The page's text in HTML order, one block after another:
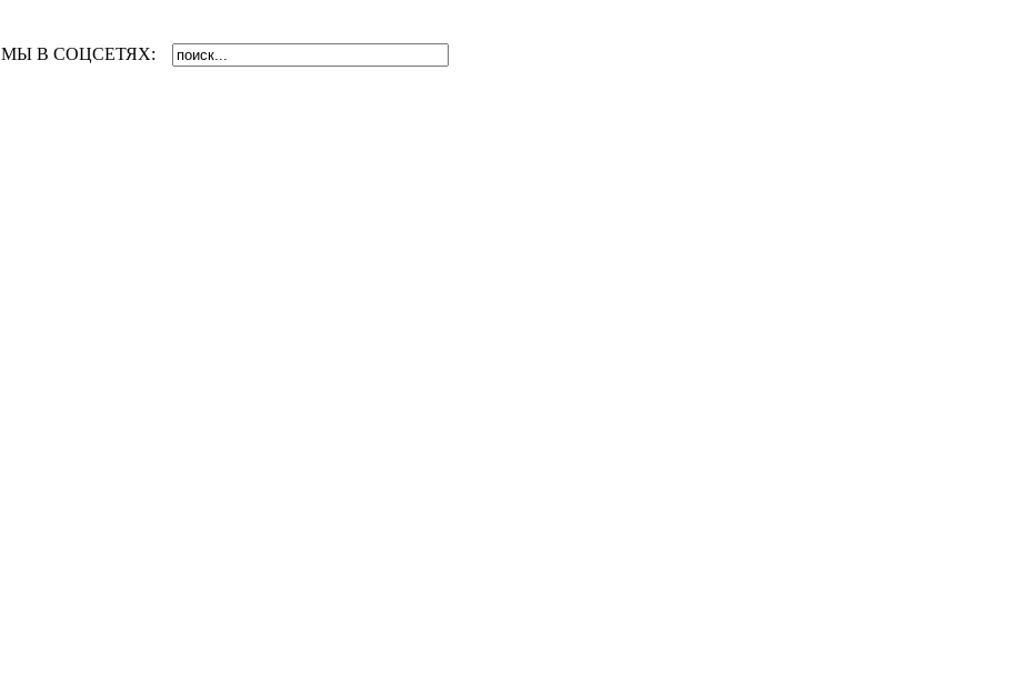
МЫ В СОЦСЕТЯХ: